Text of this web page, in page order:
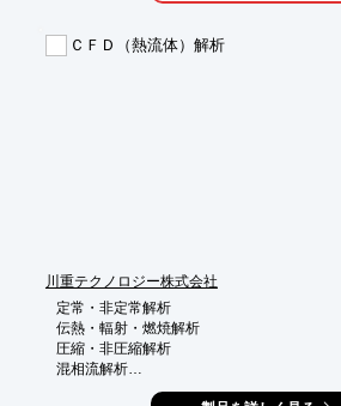
ご活用いただけます。
ＣＦＤ（熱流体）解析
川重テクノロジー株式会社
定常・非定常解析
伝熱・輻射・燃焼解析
圧縮・非圧縮解析
混相流解析